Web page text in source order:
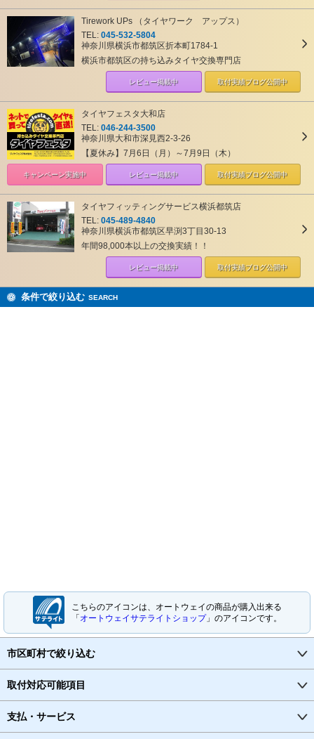
Tirework UPs （タイヤワーク アップス）
TEL: 045-532-5804
神奈川県横浜市都筑区折本町1784-1
横浜市都筑区の持ち込みタイヤ交換専門店
レビュー掲載中 取付実績ブログ公開中
タイヤフェスタ大和店
TEL: 046-244-3500
神奈川県大和市深見西2-3-26
【夏休み】7月6日（月）～7月9日（木）
キャンペーン実施中 レビュー掲載中 取付実績ブログ公開中
タイヤフィッティングサービス横浜都筑店
TEL: 045-489-4840
神奈川県横浜市都筑区早渕3丁目30-13
年間98,000本以上の交換実績！！
レビュー掲載中 取付実績ブログ公開中
条件で絞り込む SEARCH
こちらのアイコンは、オートウェイの商品が購入出来る
「オートウェイサテライトショップ」のアイコンです。
市区町村で絞り込む
取付対応可能項目
支払・サービス